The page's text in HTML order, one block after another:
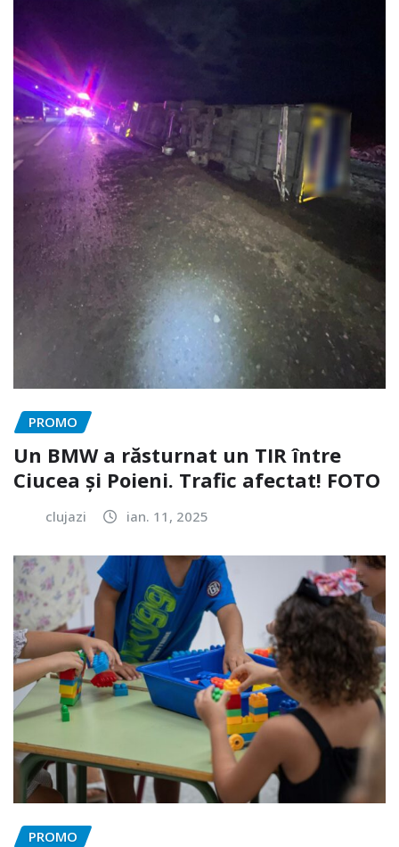
PROMO
Un BMW a răsturnat un TIR între
Ciucea și Poieni. Trafic afectat! FOTO
clujazi ian. 11, 2025
PROMO